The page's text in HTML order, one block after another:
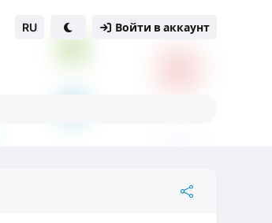
RU Войти в аккаунт